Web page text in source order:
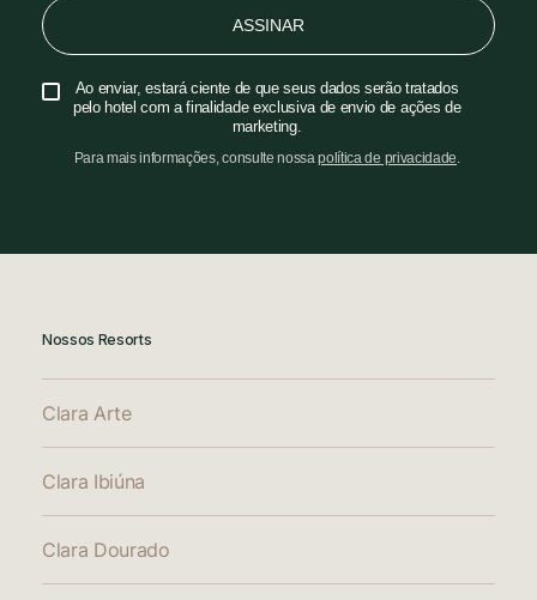
ASSINAR
Ao enviar, estará ciente de que seus dados serão tratados
pelo hotel com a finalidade exclusiva de envio de ações de
marketing.
Para mais informações, consulte nossapolítica de privacidade.
Nossos Resorts
Clara Arte
Clara Ibiúna
Clara Dourado